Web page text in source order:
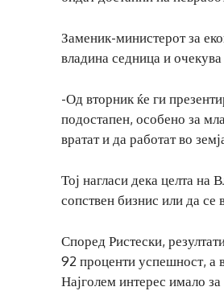
Заменик-министерот за
владина седница и
-Од вторник ќе ги
подостапен, особено за
вратат и да работат во
Тој нагласи дека целта на
сопствен бизнис или да се
Според Ристески,
92 проценти успешност, а
Најголем интерес имало